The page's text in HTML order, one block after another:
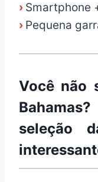
› Smartphone
› Pequena
Você não
seleção